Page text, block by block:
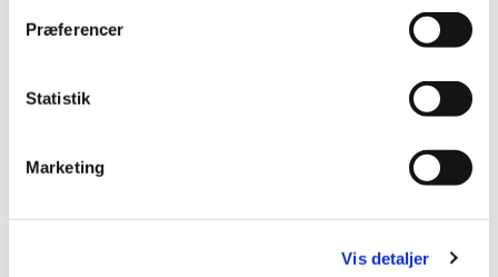
Præferencer
Statistik
Marketing
Vis detaljer
onsdag - eller ring til Pernille på tlf. 50 95 01 60 og
hør mere.